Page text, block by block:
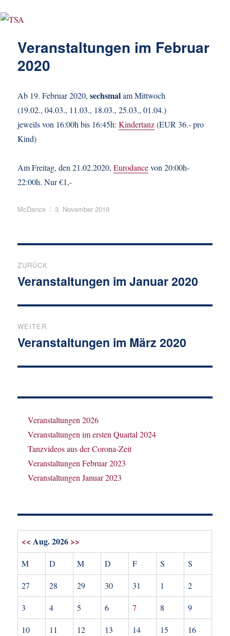
Veranstaltungen im Februar
2020
Ab 19. Februar 2020,sechsmalam Mittwoch
(19.02., 04.03., 11.03., 18.03., 25.03., 01.04.)
jeweils von 16:00h bis 16:45h:Kindertanz(EUR 36.- pro
Kind)
Am Freitag, den 21.02.2020,Eurodancevon 20:00h-
22:00h. Nur €1,-
Autor
McDance
Veröffentlicht
3. November 2019
ZURÜCK
Vorheriger
Veranstaltungen im Januar 2020
WEITER
Nächster
Veranstaltungen im März 2020
Veranstaltungen 2026
Veranstaltungen im ersten Quartal 2024
Tanzvideos aus der Corona-Zeit
Veranstaltungen Februar 2023
Veranstaltungen Januar 2023
<< Aug. 2026 >>
M D M D F S S
27 28 29 30 31 1 2
3 4 5 6 7 8 9
10 11 12 13 14 15 16